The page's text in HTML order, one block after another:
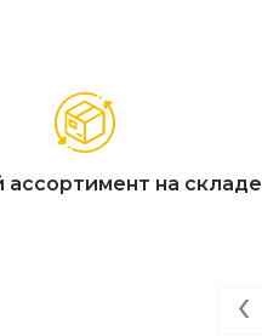
ассортимент на складе
‹